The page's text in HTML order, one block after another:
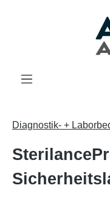
Diagnostik- +